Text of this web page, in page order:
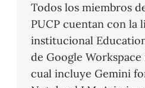
Todos los miembros
PUCP cuentan con la
institucional
de Google
cual incluye Gemini